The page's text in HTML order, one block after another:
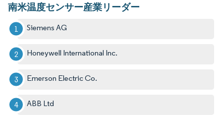
南米温度センサー産業リーダー
Siemens AG
Honeywell International Inc.
Emerson Electric Co.
ABB Ltd